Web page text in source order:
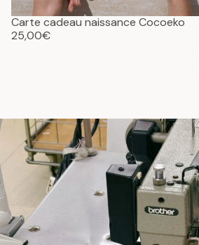
Carte cadeau naissance Cocoeko
25,00€